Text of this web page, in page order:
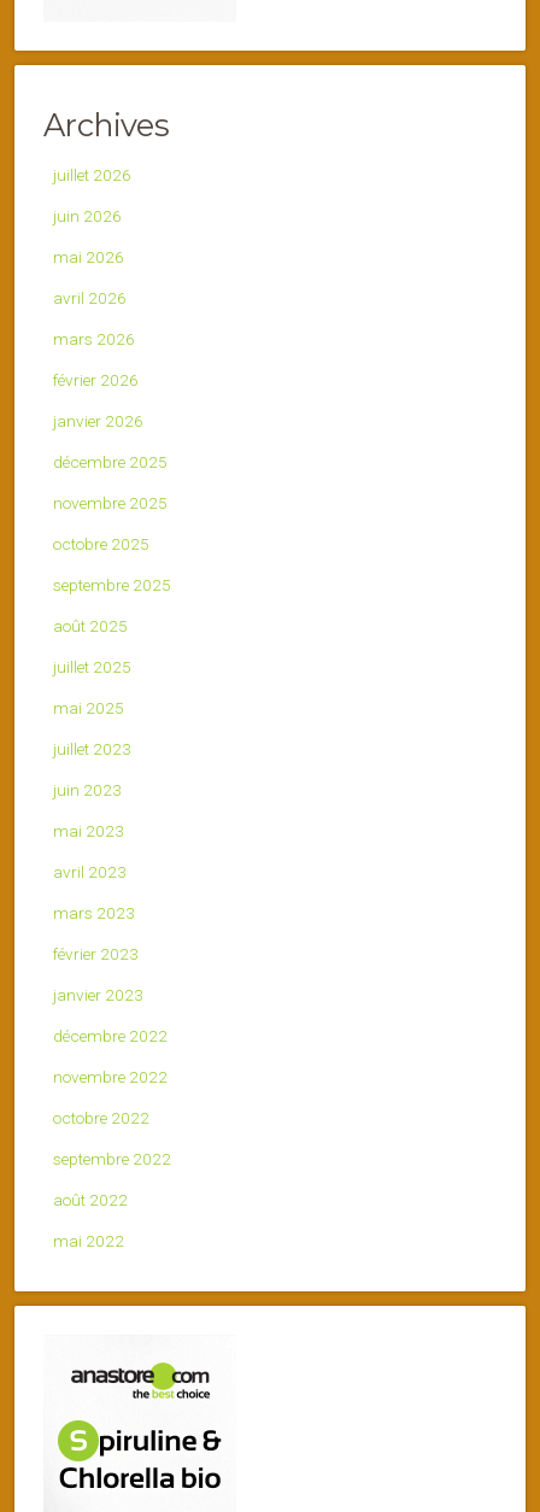
Archives
juillet 2026
juin 2026
mai 2026
avril 2026
mars 2026
février 2026
janvier 2026
décembre 2025
novembre 2025
octobre 2025
septembre 2025
août 2025
juillet 2025
mai 2025
juillet 2023
juin 2023
mai 2023
avril 2023
mars 2023
février 2023
janvier 2023
décembre 2022
novembre 2022
octobre 2022
septembre 2022
août 2022
mai 2022